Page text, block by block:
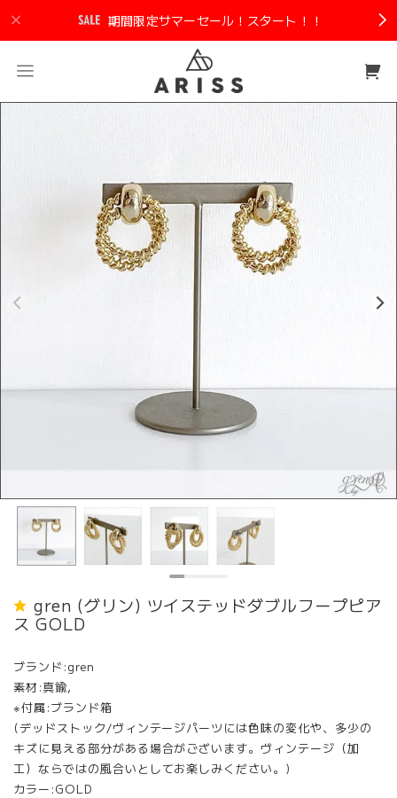
期間限定サマーセール！スタート！！
gren (グリン) ツイステッドダブルフープピア
ス GOLD
ブランド:gren
素材:真鍮,
※付属:ブランド箱
(デッドストック/ヴィンテージパーツには色味の変化や、多少の
キズに見える部分がある場合がございます。ヴィンテージ（加
工）ならではの風合いとしてお楽しみください。)
カラー:GOLD